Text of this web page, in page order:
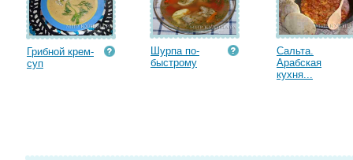
Грибной крем-
суп
Шурпа по-
быстрому
Сальта.
Арабская
кухня...